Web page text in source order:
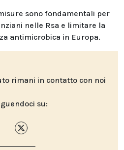
sono fondamentali per
nelle Rsa e limitare la
antimicrobica in Europa.
rimani in contatto con noi
su: